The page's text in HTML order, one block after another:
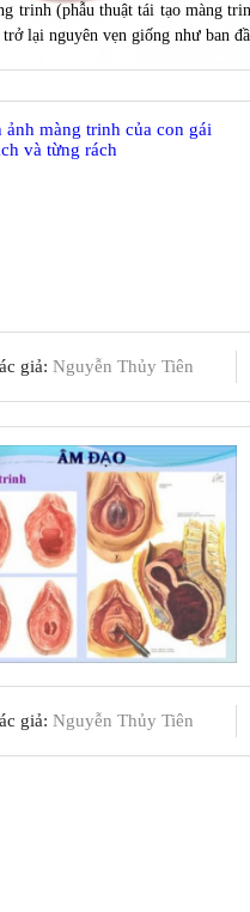
trinh (phẫu thuật tái tạo màng
lại nguyên vẹn giống như ban
giả: Nguyễn Thủy Tiên
giả: Nguyễn Thủy Tiên